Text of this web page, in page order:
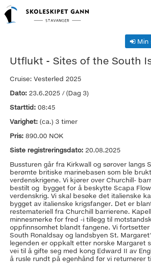
Min
Informasjon
Informasjon
plass
på
utflukter?
og
Personvern.
Sommercruise
siden
1953
Cruiseteam
sommeren
2026
Lugarkategorier
og
priser
2026
Utflukt - Sites of the South
Cruise: Vesterled 2025
Dato: 23.6.2025 / (Dag 3)
Starttid: 08:45
Varighet: (ca.) 3 timer
Pris: 890.00 NOK
Siste registreringsdato: 20.08.2025
Bussturen går fra Kirkwall og sørover langs
berømte britiske marinebasen som ble
verdenskrigene. Vi kjører over Churchill-
bestilt og bygget for å beskytte Scapa
verdenskrig. Vi skal besøke det italienske
bygget av italienske krigsfanger. Det er
restemateriell fra Churchill barrierene.
minnesmerke for fred -i tillegg til
oppfinnsomhet blandt fangene. Vi fortsetter
South Ronaldsay og landsbyen St.
legenden er oppkalt etter norske Margaret
vei til å gifte seg med kong Edward II av
å rusle rundt på egenhånd før vi returnerer